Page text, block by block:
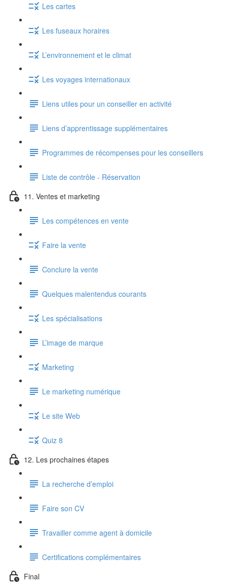
Les cartes
Les fuseaux horaires
L’environnement et le climat
Les voyages internationaux
Liens utiles pour un conseiller en activité
Liens d’apprentissage supplémentaires
Programmes de récompenses pour les conseillers
Liste de contrôle - Réservation
11. Ventes et marketing
Les compétences en vente
Faire la vente
Conclure la vente
Quelques malentendus courants
Les spécialisations
L’image de marque
Marketing
Le marketing numérique
Le site Web
Quiz 8
12. Les prochaines étapes
La recherche d’emploi
Faire son CV
Travailler comme agent à domicile
Certifications complémentaires
Final